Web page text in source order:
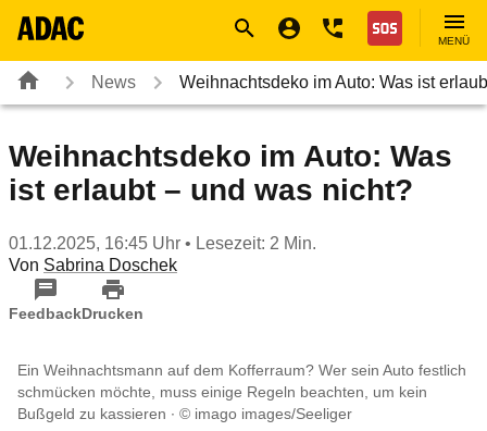
Nothilfe
MENÜ
News Weihnachtsdeko im Auto: Was ist
Weihnachtsdeko im Auto: Was
ist erlaubt – und was nicht?
01.12.2025, 16:45 Uhr • Lesezeit: 2 Min.
Von Sabrina Doschek
FeedbackDrucken
Ein Weihnachtsmann auf dem Kofferraum? Wer sein Auto festlich
schmücken möchte, muss einige Regeln beachten, um kein
Bußgeld zu kassieren
© imago images/Seeliger